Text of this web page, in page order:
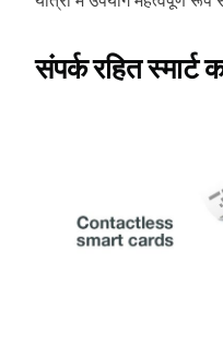
संपर्क रहित स्मार्ट